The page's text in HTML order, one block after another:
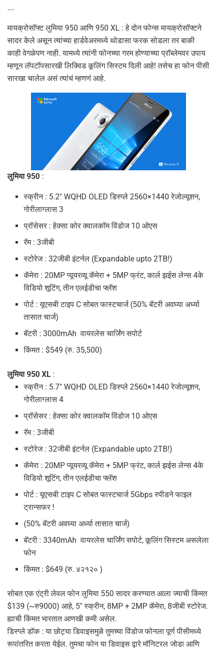
….
मायक्रोसॉफ्ट लुमिया 950 आणि 950 XL : हे दोन फोन्स मायक्रोसॉफ्टने
सादर केले असून त्यांच्या हार्डवेअरमध्ये थोडासा फरक सोडला तर बाकी
काही वेगळेपण नाही. यामध्ये त्यांनी फोनच्या गरम होण्याच्या प्रॉब्लेमवर उपाय
म्हणून लॅपटॉपसारखी लिक्विड कूलिंग सिस्टम दिली आहे! तसेच हा फोन पीसी
सारखा चालेल असं त्यांचं म्हणणं आहे.
लुमिया 950 :
स्क्रीन : 5.2″ WQHD OLED डिस्प्ले 2560×1440 रेजोल्यूशन,
गोरीलाग्लास 3
प्रॉसेसर : हेक्सा कोर क्वालकॉम विंडोज 10 ओएस
रॅम : 3जीबी
स्टोरेज : 32जीबी इंटर्नल (Expandable upto 2TB!)
कॅमेरा : 20MP प्यूयरव्यू कॅमेरा + 5MP फ्रंट, कार्ल झईस लेन्स 4के
विडियो शूटिंग, तीन एलईडीचा फ्लॅश
पोर्ट : यूएसबी टाइप C सोबत फास्टचार्ज (50% बॅटरी अवघ्या अर्ध्या
तासात चार्ज)
बॅटरी : 3000mAh वायरलेस चार्जिंग सपोर्ट
किंमत : $549 (रु. 35,500)
लुमिया 950 XL :
स्क्रीन : 5.7″ WQHD OLED डिस्प्ले 2560×1440 रेजोल्यूशन,
गोरीलाग्लास 4
प्रॉसेसर : हेक्सा कोर क्वालकॉम विंडोज 10 ओएस
रॅम : 3जीबी
स्टोरेज : 32जीबी इंटर्नल (Expandable upto 2TB!)
कॅमेरा : 20MP प्यूयरव्यू कॅमेरा + 5MP फ्रंट, कार्ल झईस लेन्स 4के
विडियो शूटिंग, तीन एलईडीचा फ्लॅश
पोर्ट : यूएसबी टाइप C सोबत फास्टचार्ज 5Gbps स्पीडने फाइल
ट्रान्सफर !
(50% बॅटरी अवघ्या अर्ध्या तासात चार्ज)
बॅटरी : 3340mAh वायरलेस चार्जिंग सपोर्ट, कूलिंग सिस्टम असलेला
फोन
किंमत : $649 (रु. ४२१२० )
सोबत एक एंट्री लेवल फोन लुमिया 550 सादर करण्यात आला ज्याची किंमत
$139 (~रु9000) आहे, 5″ स्क्रीन, 8MP + 2MP कॅमेरा, 8जीबी स्टोरेज.
ह्याची किंमत भारतात आणखी कमी असेल.
डिस्प्ले डॉक : या छोट्या डिवाइसमुळे तुमच्या विंडोज फोनला पूर्ण पीसीमध्ये
रूपांतरित करता येईल. तुमचा फोन या डिवाइस द्वारे मॉनिटरल जोडा आणि